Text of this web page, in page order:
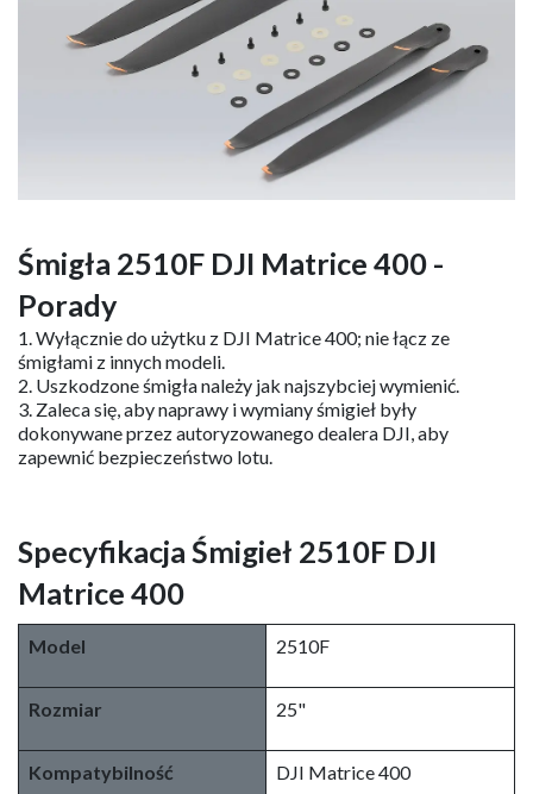
Śmigła 2510F DJI Matrice 400 -
Porady
1. Wyłącznie do użytku z DJI Matrice 400; nie łącz ze
śmigłami z innych modeli.
2. Uszkodzone śmigła należy jak najszybciej wymienić.
3. Zaleca się, aby naprawy i wymiany śmigieł były
dokonywane przez autoryzowanego dealera DJI, aby
zapewnić bezpieczeństwo lotu.
Specyfikacja Śmigieł 2510F DJI
Matrice 400
Model 2510F
Rozmiar 25"
Kompatybilność DJI Matrice 400